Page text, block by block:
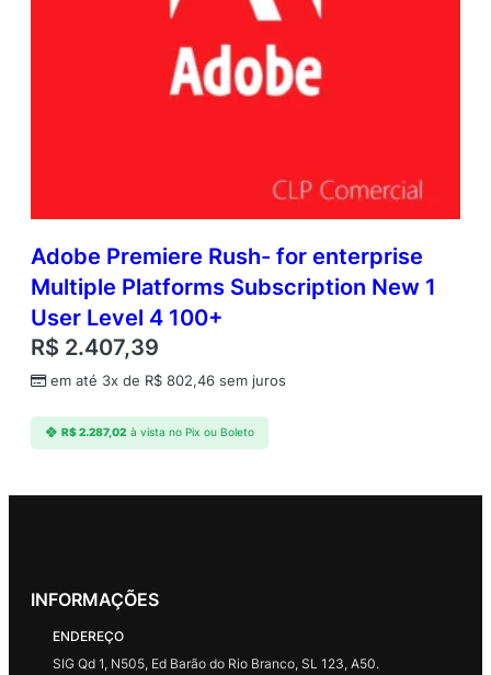
Adobe Premiere Rush- for enterprise
Multiple Platforms Subscription New 1
User Level 4 100+
R$ 2.407,39
em até 3x de R$ 802,46 sem juros
R$2.287,02 à vista no Pix ou Boleto
INFORMAÇÕES
ENDEREÇO
SIG Qd 1, N505, Ed Barão do Rio Branco, SL 123, A50.